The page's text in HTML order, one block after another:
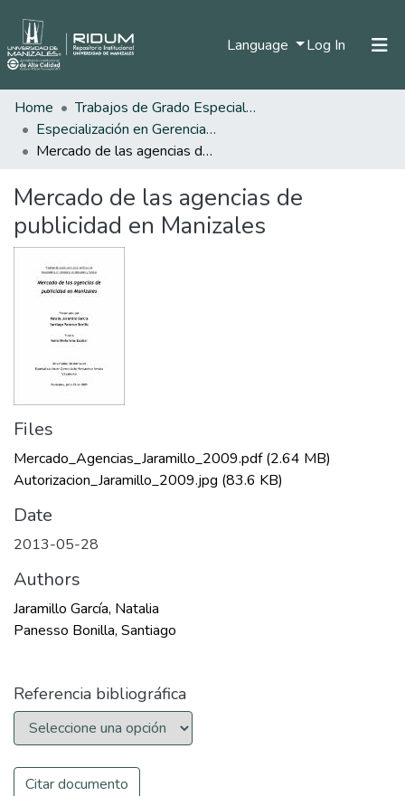
Language Log In (current)
Home
Trabajos de Grado Especializaciones
Especialización en Gerencia de Mercadeo y Ventas
Mercado de las agencias de publicidad en Manizales
Mercado de las agencias de
publicidad en Manizales
Files
Mercado_Agencias_Jaramillo_2009.pdf(2.64 MB)
Autorizacion_Jaramillo_2009.jpg (83.6 KB)
Date
2013-05-28
Authors
Jaramillo García, Natalia
Panesso Bonilla, Santiago
Referencia bibliográfica
Citar documento